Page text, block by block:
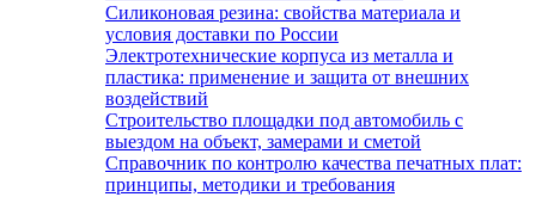
Силиконовая резина: свойства материала и
условия доставки по России
Электротехнические корпуса из металла и
пластика: применение и защита от внешних
воздействий
Строительство площадки под автомобиль с
выездом на объект, замерами и сметой
Справочник по контролю качества печатных плат:
принципы, методики и требования